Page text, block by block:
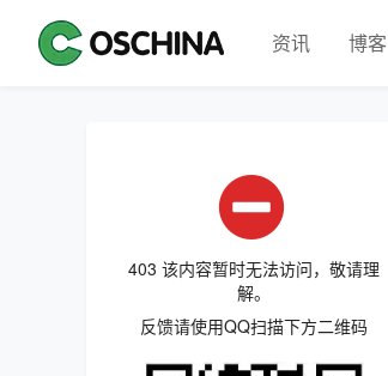
资讯 博客
403 该内容暂时无法访问，敬请理
解。
反馈请使用QQ扫描下方二维码